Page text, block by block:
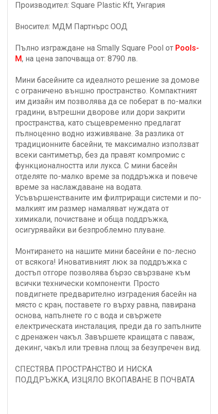
Производител: Square Plastic Kft, Унгария
Вносител: МДМ Партнърс ООД
Пълно изграждане на Smally Square Pool от Pools-
M, на цена започваща от: 8790 лв.
Мини басейните са идеалното решение за домове
с ограничено външно пространство. Компактният
им дизайн им позволява да се поберат в по-малки
градини, вътрешни дворове или дори закрити
пространства, като същевременно предлагат
пълноценно водно изживяване. За разлика от
традиционните басейни, те максимално използват
всеки сантиметър, без да правят компромис с
функционалността или лукса. С мини басейн
отделяте по-малко време за поддръжка и повече
време за наслаждаване на водата.
Усъвършенстваните им филтриращи системи и по-
малкият им размер намаляват нуждата от
химикали, почистване и обща поддръжка,
осигурявайки ви безпроблемно плуване.
Монтирането на нашите мини басейни е по-лесно
от всякога! Иновативният люк за поддръжка с
достъп отгоре позволява бързо свързване към
всички технически компоненти. Просто
повдигнете предварително изградения басейн на
място с кран, поставете го върху равна, павирана
основа, напълнете го с вода и свържете
електрическата инсталация, преди да го запълните
с дренажен чакъл. Завършете краищата с паваж,
декинг, чакъл или тревна площ за безупречен вид.
СПЕСТЯВА ПРОСТРАНСТВО И НИСКА
ПОДДРЪЖКА, ИЗЦЯЛО ВКОПАВАНЕ В ПОЧВАТА